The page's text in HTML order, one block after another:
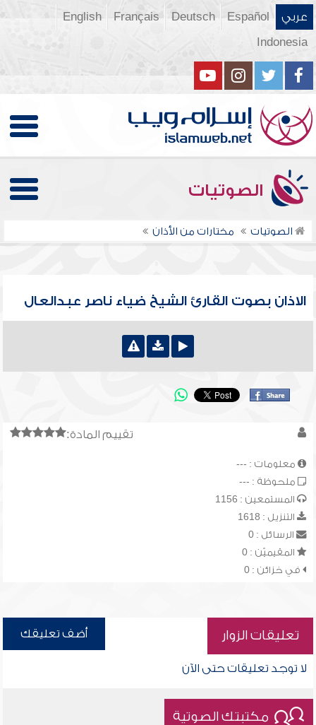
عربي Español
Deutsch
Français
English
Indonesia
الصوتيات
الصوتيات مختارات من الأذان
الاذان بصوت القارئ الشيخ ضياء ناصر عبدالعال
تقييم المادة:
معلومات : ---
ملحوظة : ---
المستمعين : 1156
التنزيل : 1618
الرسائل : 0
المقيميّن : 0
في خزائن : 0
تعليقات الزوار أضف تعليقك
لا توجد تعليقات حتى الآن
مكتبتك الصوتية